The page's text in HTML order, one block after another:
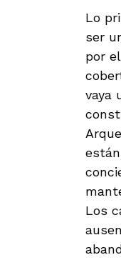
Lo
ser
por
vaya
Los